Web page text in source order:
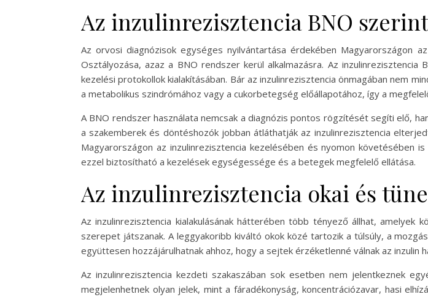
Az inzulinrezisztencia BNO
Az orvosi diagnózisok egységes nyilvántartása érdekében Magyarországon
Osztályozása, azaz a BNO rendszer kerül alkalmazásra. Az
kezelési protokollok kialakításában. Bár az inzulinrezisztencia önmagában nem
a metabolikus szindrómához vagy a cukorbetegség előállapotához, így a
A BNO rendszer használata nemcsak a diagnózis pontos rögzítését segíti elő,
a szakemberek és döntéshozók jobban átláthatják az inzulinrezisztencia
Magyarországon az inzulinrezisztencia kezelésében és nyomon követésében
ezzel biztosítható a kezelések egységessége és a betegek megfelelő ellátása.
Az inzulinrezisztencia okai és
Az inzulinrezisztencia kialakulásának hátterében több tényező állhat,
szerepet játszanak. A leggyakoribb kiváltó okok közé tartozik a túlsúly, a
együttesen hozzájárulhatnak ahhoz, hogy a sejtek érzéketlenné válnak az
Az inzulinrezisztencia kezdeti szakaszában sok esetben nem jelentkeznek
megjelenhetnek olyan jelek, mint a fáradékonyság, koncentrációzavar, hasi